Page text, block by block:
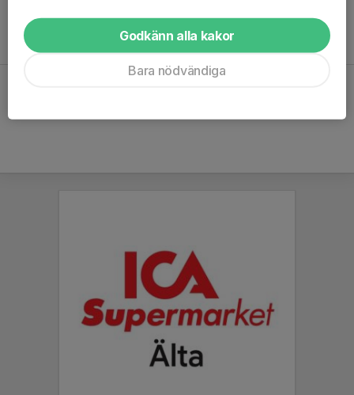
Godkänn alla kakor
Bara nödvändiga